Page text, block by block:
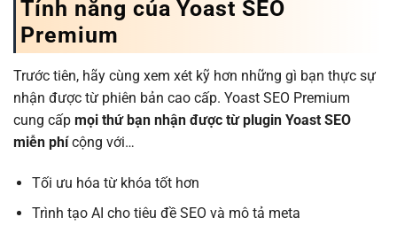
Tính năng của Yoast SEO
Premium
Trước tiên, hãy cùng xem xét kỹ hơn những gì bạn thực sự
nhận được từ phiên bản cao cấp. Yoast SEO Premium
cung cấp mọi thứ bạn nhận được từ plugin Yoast SEO
miễn phícộng với…
Tối ưu hóa từ khóa tốt hơn
Trình tạo AI cho tiêu đề SEO và mô tả meta